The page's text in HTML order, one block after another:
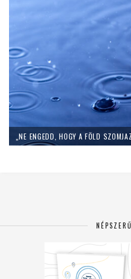
„NE ENGEDD, HOGY A FÖLD